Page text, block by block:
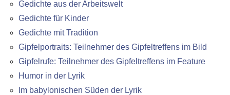
Gedichte aus der Arbeitswelt
Gedichte für Kinder
Gedichte mit Tradition
Gipfelportraits: Teilnehmer des Gipfeltreffens im Bild
Gipfelrufe: Teilnehmer des Gipfeltreffens im Feature
Humor in der Lyrik
Im babylonischen Süden der Lyrik